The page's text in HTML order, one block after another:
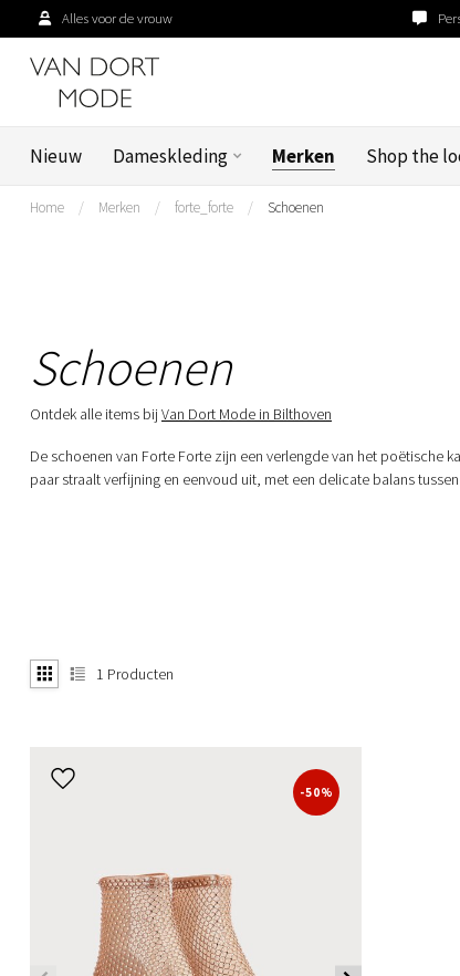
Alles voor de vrouw
Nieuw Dameskleding Merken Shop the
Home / Merken / forte_forte / Schoenen
Schoenen
Ontdek alle items bij Van Dort Mode in Bilthoven
De schoenen van Forte Forte zijn een verlengde van het poëtische
paar straalt verfijning en eenvoud uit, met een delicate balans
1 Producten
-50%